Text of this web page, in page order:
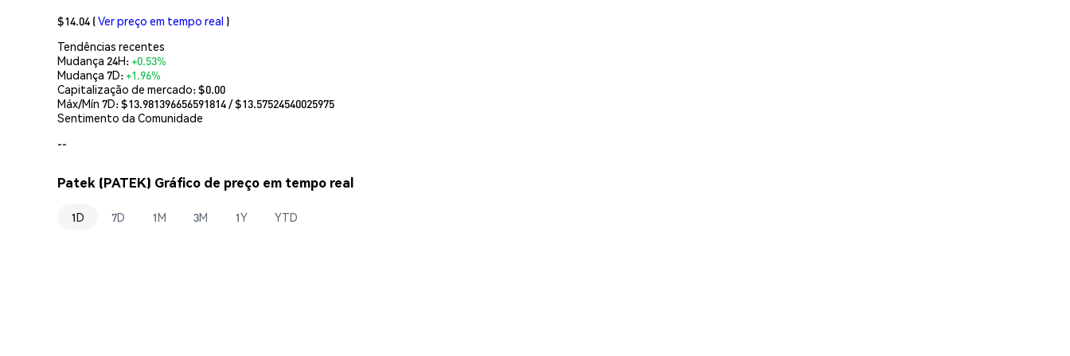
$14.04 (Ver preço em tempo real )
Tendências recentes
Mudança 24H:+0.53%
Mudança 7D:+1.96%
Capitalização de mercado:$0.00
Máx/Mín 7D: $13.981396656591814/ $13.57524540025975
Sentimento da Comunidade
--
Patek (PATEK) Gráfico de preço em tempo real
1D 7D 1M 3M 1Y YTD